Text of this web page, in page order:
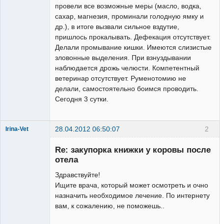
провели все возможные меры (масло, водка,
сахар, магнезия, проминали голодную ямку и
др.), в итоге вызвали сильное вздутие,
пришлось прокалывать. Дефекация отсутствует.
Делали промывание кишки. Имеются слизистые
зловонные выделения. При взнуздывании
наблюдается дрожь челюсти. Компетентный
ветеринар отсутствует. Руменотомию не
делали, самостоятельно боимся проводить.
Сегодня 3 сутки.
2
Irina-Vet 28.04.2012 06:50:07
Re: закупорка книжки у коровы после
отела
Здравствуйте!
Ищите врача, который может осмотреть и очно
назначить необходимое лечение. По интернету
вам, к сожалению, не поможешь..